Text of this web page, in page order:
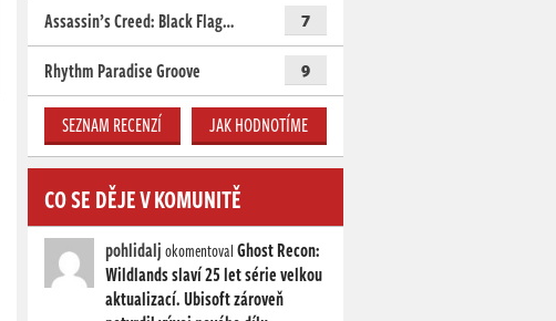
Assassin’s Creed: Black Flag… 7
Rhythm Paradise Groove 9
SEZNAM RECENZÍ JAK HODNOTÍME
CO SE DĚJE V KOMUNITĚ
pohlidaljokomentovalGhost Recon:
Wildlands slaví 25 let série velkou
aktualizací. Ubisoft zároveň